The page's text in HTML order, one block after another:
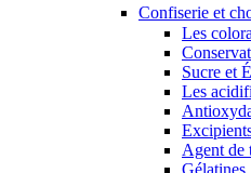
Confiserie et
Les
Sucre et
Les
Agent de
Gélatines